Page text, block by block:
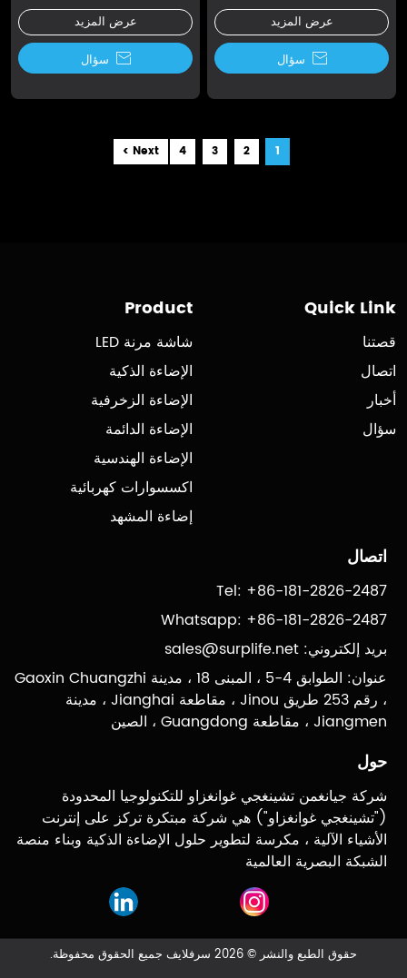
عرض المزيد
 سؤال
عرض المزيد
 سؤال
1
2
3
4
Next >
Quick Link
قصتنا
اتصال
أخبار
سؤال
Product
شاشة مرنة LED
الإضاءة الذكية
الإضاءة الزخرفية
الإضاءة الدائمة
الإضاءة الهندسية
اكسسوارات كهربائية
إضاءة المشهد
اتصال
Tel: +86-181-2826-2487
Whatsapp: +86-181-2826-2487
بريد إلكتروني:sales@surplife.net
عنوان: الطوابق 4-5 ، المبنى 18 ، مدينة Gaoxin Chuangzhi
، رقم 253 طريق Jinou ، مقاطعة Jianghai ، مدينة
Jiangmen ، مقاطعة Guangdong ، الصين
حول
شركة جيانغمن تشينغجي غوانغزاو للتكنولوجيا المحدودة
("تشينغجي غوانغزاو") هي شركة مبتكرة تركز على إنترنت
الأشياء الآلية ، مكرسة لتطوير حلول الإضاءة الذكية وبناء منصة
الشبكة البصرية العالمية
حقوق الطبع والنشر © 2026 سرفلايف جميع الحقوق محفوظة.